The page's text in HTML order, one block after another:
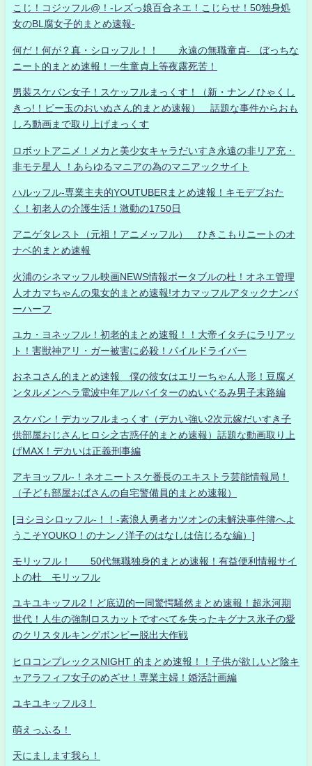
こじ！コジッフル@！-レズっ娘百合ネエ！こじらせ！50独身処
女のBL腐女子的まとめ速報-
何だ！何が？真・シロッフル！！ 永遠の無職童貞- ぼっちな
ニート的まとめ速報！一生童貞上等夜露死苦！
男装スケバン女子！スケッフルまっくす！（新・ナンノひゃくし
きっ!！ビー玉のおいぬさん的まとめ速報） 話題な事件からおも
しろ動画まで取り上げまっくす
ロボットアニメ！メカと美少女キャラだいすき永遠の非リア充・
非モテ星人 ！あらゆるマニアの為のマニアックサイト
ハルッフル-専業主夫的YOUTUBERまとめ速報！キモデブおた
く！初老人の介護生活！激動の1750日
アニゲタレスト（元祖！アニメッフル） ひきこもりニートのオ
ナベ的まとめ速報
火浦のシネマッフル映画NEWS情報ポータブルの杜！オネエ管理
人オカマちゃんの鬼女的まとめ速報!オカマッフルアタックナンバ
ーハーフ
ユカ・ヨネッフル！初老的まとめ速報！！大帝イタチにラリアッ
ト！害獣神アリ・ガー被害に必殺！パイルドライバー
おネコさん的まとめ速報 僕の彼女はエリーちゃん人形！豆腐メ
ンタルメンヘラ電波中年アルバイターのぬいぐるみ男子末路編
スケバン！デカッフルまっくす（デカい強い2次元嫁だいすき子
供部屋おじさんヒロシ之古惑仔的まとめ速報）話題な動画取り上
げMAX！デカいは正義刑事編
アキヨッフル-！ネオニートスケ番長のエキストラ芸能情報局！
（子ども部屋おばさんの自宅警備員的まとめ速報）
[ヨシヨシロッフル-！！-素浪人勇者カツオンの未解決事件簿へよ
うこそYOUKO！のナンノ洋子のはなしは信じるな編）]
モリッフル！ 50代無職独身的まとめ速報！有益便利情報サイ
トの杜 モリッフル
ユキユキッフル2！ど底辺的一同驚愕騒然まとめ速報！超氷河期
世代！人生の強制ロスカットですべてを失ったキグナス氷子の愛
のクリスタルキングボンビー脱出大作戦
ヒロコンプレックスNIGHT 的まとめ速報！！子供が欲しいど陰キ
ャアラフィフ女子のめざせ！専業主婦！婚活計画編
ユキユキッフル3！
萌えっふる！
天にまします我ら！